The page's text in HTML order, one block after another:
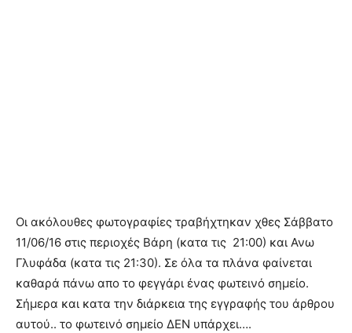
Οι ακόλουθες φωτογραφίες τραβήχτηκαν χθες Σάββατο
11/06/16 στις περιοχές Βάρη (κατα τις 21:00) και Ανω
Γλυφάδα (κατα τις 21:30). Σε όλα τα πλάνα φαίνεται
καθαρά πάνω απο το φεγγάρι ένας φωτεινό σημείο.
Σήμερα και κατα την διάρκεια της εγγραφής του άρθρου
αυτού.. το φωτεινό σημείο ΔΕΝ υπάρχει….